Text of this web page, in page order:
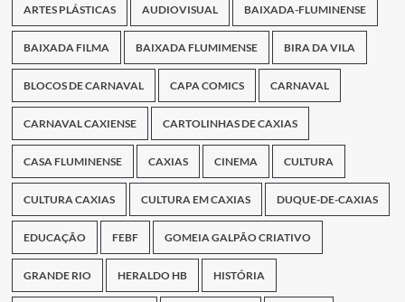
ARTES PLÁSTICAS AUDIOVISUAL BAIXADA-FLUMINENSE
BAIXADA FILMA BAIXADA FLUMIMENSE BIRA DA VILA
BLOCOS DE CARNAVAL CAPA COMICS CARNAVAL
CARNAVAL CAXIENSE CARTOLINHAS DE CAXIAS
CASA FLUMINENSE CAXIAS CINEMA CULTURA
CULTURA CAXIAS CULTURA EM CAXIAS DUQUE-DE-CAXIAS
EDUCAÇÃO FEBF GOMEIA GALPÃO CRIATIVO
GRANDE RIO HERALDO HB HISTÓRIA